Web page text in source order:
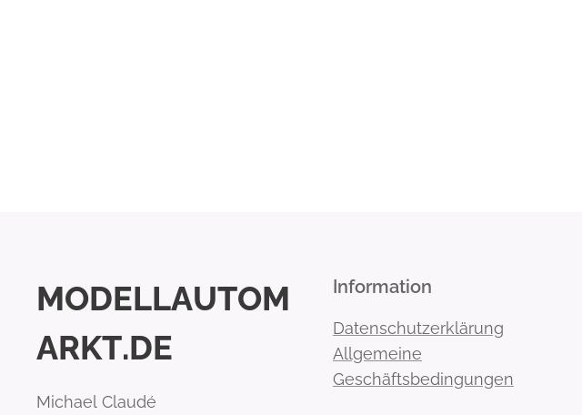
MODELLAUTOM
ARKT.DE
Michael Claudé
Information
Datenschutzerklärung
Allgemeine
Geschäftsbedingungen